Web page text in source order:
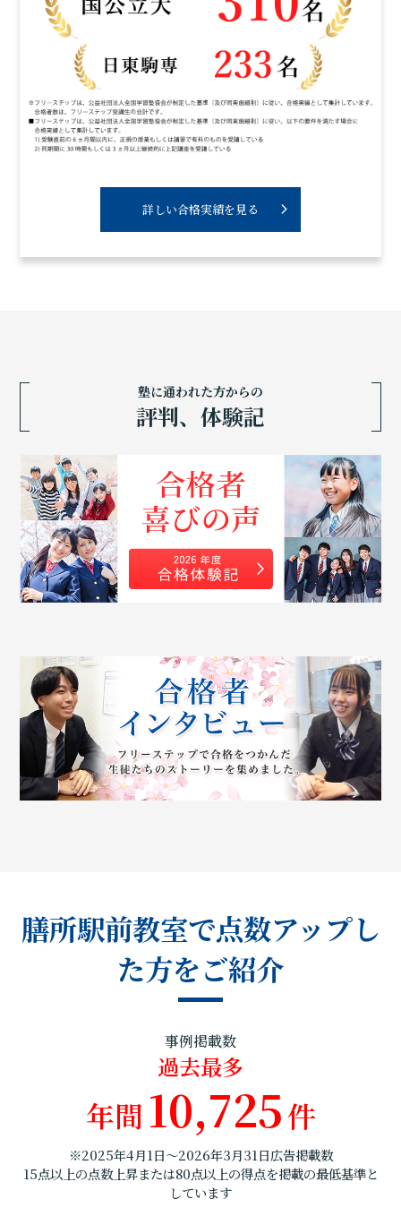
詳しい合格実績を見る
塾に通われた方からの
評判、体験記
膳所駅前教室で点数アップし
た方をご紹介
事例掲載数
過去最多
年間 10,725件
※2025年4月1日～2026年3月31日広告掲載数
15点以上の点数上昇または80点以上の得点を掲載の最低基準と
しています